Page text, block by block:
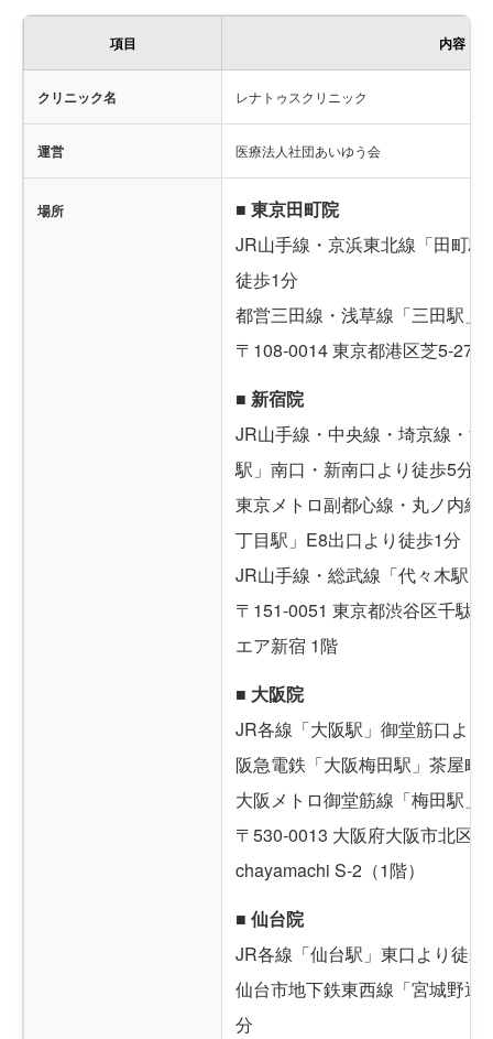
項目 内容
クリニック名 レナトゥスクリニック
運営 医療法人社団あいゆう会
場所
■ 東京田町院
JR山手線・京浜東北線「田町
徒歩1分
都営三田線・浅草線「三田駅」
〒108-0014 東京都港区芝5-27-
■ 新宿院
JR山手線・中央線・埼京線・
駅」南口・新南口より徒歩5分
東京メトロ副都心線・丸ノ内線
丁目駅」E8出口より徒歩1分
JR山手線・総武線「代々木駅
〒151-0051 東京都渋谷区千駄
エア新宿 1階
■ 大阪院
JR各線「大阪駅」御堂筋口より
阪急電鉄「大阪梅田駅」茶屋町
大阪メトロ御堂筋線「梅田駅」
〒530-0013 大阪府大阪市北区
chayamachi S-2（1階）
■ 仙台院
JR各線「仙台駅」東口より徒歩
仙台市地下鉄東西線「宮城野通
分